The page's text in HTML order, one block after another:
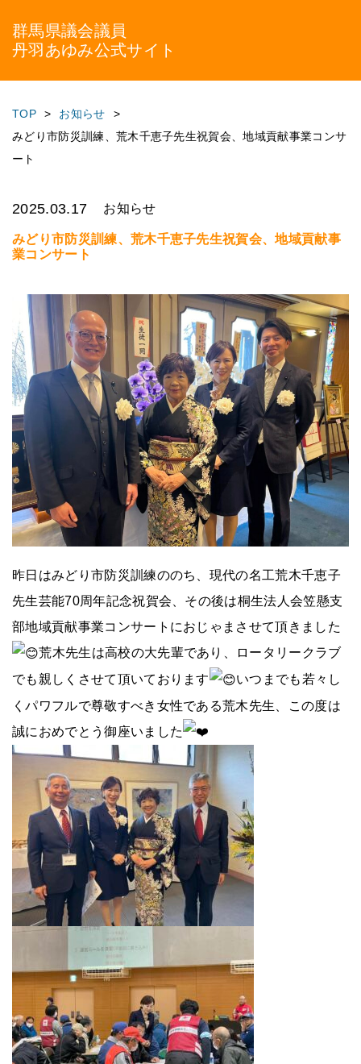
群馬県議会議員
丹羽あゆみ公式サイト
TOP
お知らせ
みどり市防災訓練、荒木千恵子先生祝賀会、地域貢献事業コンサ
ート
2025.03.17 お知らせ
みどり市防災訓練、荒木千恵子先生祝賀会、地域貢献事
業コンサート
昨日はみどり市防災訓練ののち、現代の名工荒木千恵子
先生芸能70周年記念祝賀会、その後は桐生法人会笠懸支
部地域貢献事業コンサートにおじゃまさせて頂きました
荒木先生は高校の大先輩であり、ロータリークラブ
でも親しくさせて頂いております
いつまでも若々し
くパワフルで尊敬すべき女性である荒木先生、この度は
誠におめでとう御座いました